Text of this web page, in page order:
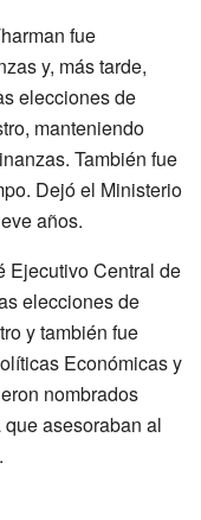
fue
y, más tarde,
elecciones de
manteniendo
También fue
Dejó el Ministerio
años.
Ejecutivo Central de
elecciones de
y también fue
Económicas y
nombrados
asesoraban al